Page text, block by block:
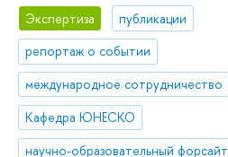
Экспертиза
публикации
репортаж о событии
международное сотрудничество
Кафедра ЮНЕСКО
научно-образовательный форсайт